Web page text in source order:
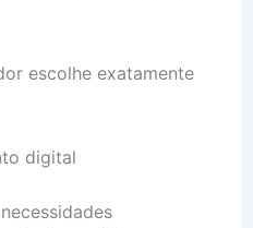
escolhe exatamente
digital